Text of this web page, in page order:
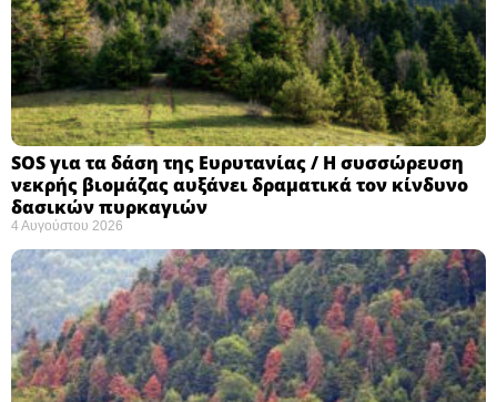
SOS για τα δάση της Ευρυτανίας / Η συσσώρευση
νεκρής βιομάζας αυξάνει δραματικά τον κίνδυνο
δασικών πυρκαγιών
4 Αυγούστου 2026